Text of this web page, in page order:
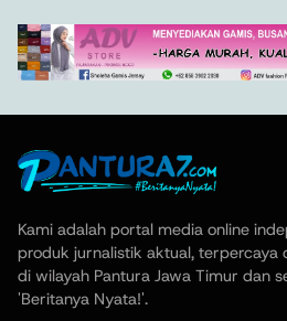
Kami adalah portal media online
produk jurnalistik aktual, terpercaya
di wilayah Pantura Jawa Timur dan
'Beritanya Nyata!'.